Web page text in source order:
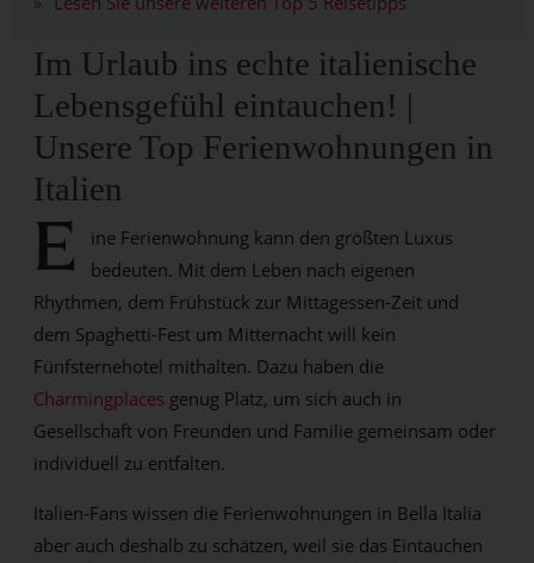
Im Urlaub ins echte italienische
Lebensgefühl eintauchen! |
Unsere Top Ferienwohnungen in
Italien
E
ine Ferienwohnung kann den größten Luxus
bedeuten. Mit dem Leben nach eigenen
Rhythmen, dem Frühstück zur Mittagessen-Zeit und
dem Spaghetti-Fest um Mitternacht will kein
Fünfsternehotel mithalten. Dazu haben die
Charmingplaces genug Platz, um sich auch in
Gesellschaft von Freunden und Familie gemeinsam oder
individuell zu entfalten.
Italien-Fans wissen die Ferienwohnungen in Bella Italia
aber auch deshalb zu schätzen, weil sie das Eintauchen